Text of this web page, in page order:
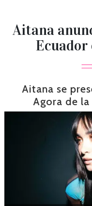
Aitana
Aitana se
Agora de